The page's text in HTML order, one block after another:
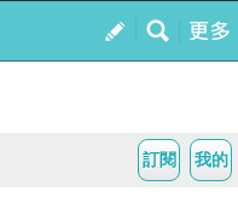
我的
訂閱